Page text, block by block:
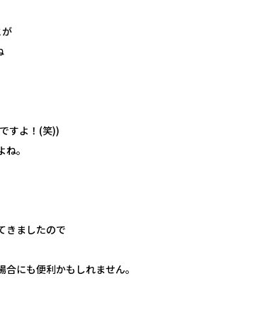
すよ！(笑))
。
きましたので
にも便利かもしれません。